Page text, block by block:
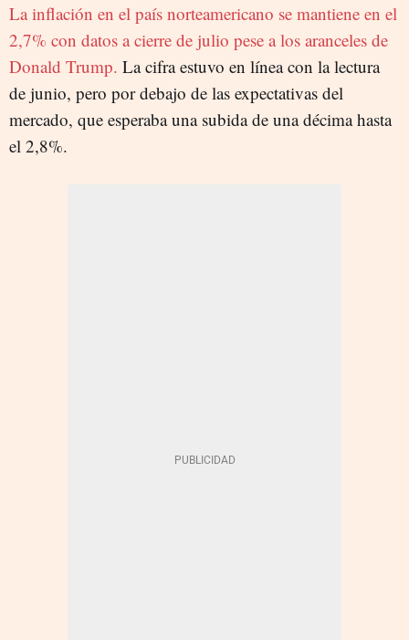
La inflación en el país norteamericano se mantiene en el
2,7% con datos a cierre de julio pese a los aranceles de
Donald Trump. La cifra estuvo en línea con la lectura
de junio, pero por debajo de las expectativas del
mercado, que esperaba una subida de una décima hasta
el 2,8%.